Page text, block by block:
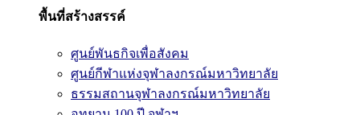
พื้นที่สร้างสรรค์
ศูนย์พันธกิจเพื่อสังคม
ศูนย์กีฬาแห่งจุฬาลงกรณ์มหาวิทยาลัย
ธรรมสถานจุฬาลงกรณ์มหาวิทยาลัย